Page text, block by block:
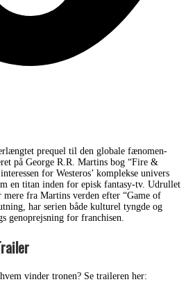
prequel til den globale fænomen-
på George R.R. Martins bog “Fire &
for Westeros’ komplekse univers
en titan inden for episk fantasy-tv. Udrullet
fra Martins verden efter “Game of
har serien både kulturel tyngde og
genoprejsning for franchisen.
vinder tronen? Se traileren her: